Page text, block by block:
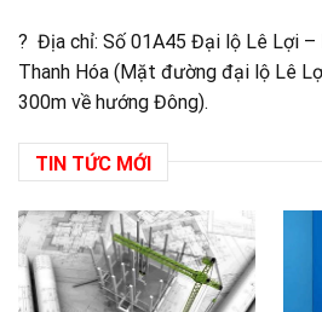
? Địa chỉ: Số 01A45 Đại lộ Lê Lợi –
Thanh Hóa (Mặt đường đại lộ Lê
300m về hướng Đông).
TIN TỨC MỚI